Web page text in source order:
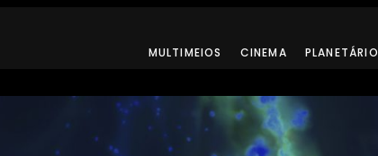
MULTIMEIOS CINEMA PLANETÁRIO